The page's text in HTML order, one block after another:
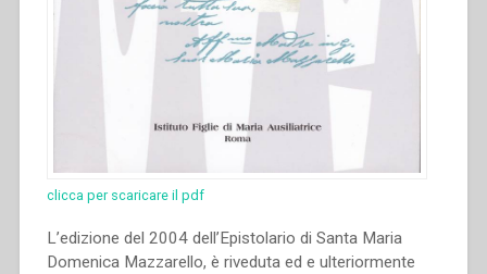
clicca per scaricare il pdf
L’edizione del 2004 dell’Epistolario di Santa Maria
Domenica Mazzarello, è riveduta ed e ulteriormente